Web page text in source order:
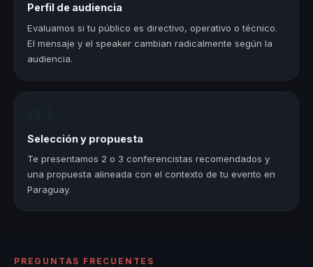
Perfil de audiencia
Evaluamos si tu público es directivo, operativo o técnico.
El mensaje y el speaker cambian radicalmente según la
audiencia.
Selección y propuesta
Te presentamos 2 o 3 conferencistas recomendados y
una propuesta alineada con el contexto de tu evento en
Paraguay.
PREGUNTAS FRECUENTES